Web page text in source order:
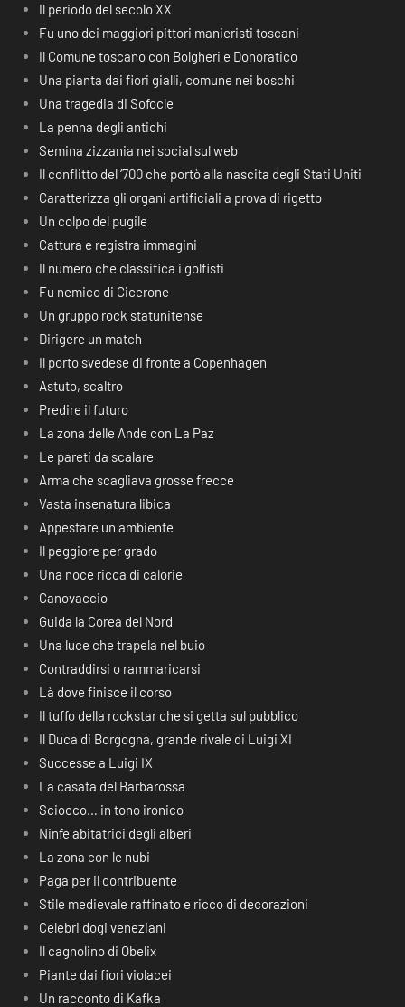
Il periodo del secolo XX
Fu uno dei maggiori pittori manieristi toscani
Il Comune toscano con Bolgheri e Donoratico
Una pianta dai fiori gialli, comune nei boschi
Una tragedia di Sofocle
La penna degli antichi
Semina zizzania nei social sul web
Il conflitto del ‘700 che portò alla nascita degli Stati Uniti
Caratterizza gli organi artificiali a prova di rigetto
Un colpo del pugile
Cattura e registra immagini
Il numero che classifica i golfisti
Fu nemico di Cicerone
Un gruppo rock statunitense
Dirigere un match
Il porto svedese di fronte a Copenhagen
Astuto, scaltro
Predire il futuro
La zona delle Ande con La Paz
Le pareti da scalare
Arma che scagliava grosse frecce
Vasta insenatura libica
Appestare un ambiente
Il peggiore per grado
Una noce ricca di calorie
Canovaccio
Guida la Corea del Nord
Una luce che trapela nel buio
Contraddirsi o rammaricarsi
Là dove finisce il corso
Il tuffo della rockstar che si getta sul pubblico
Il Duca di Borgogna, grande rivale di Luigi XI
Successe a Luigi IX
La casata del Barbarossa
Sciocco… in tono ironico
Ninfe abitatrici degli alberi
La zona con le nubi
Paga per il contribuente
Stile medievale raffinato e ricco di decorazioni
Celebri dogi veneziani
Il cagnolino di Obelix
Piante dai fiori violacei
Un racconto di Kafka